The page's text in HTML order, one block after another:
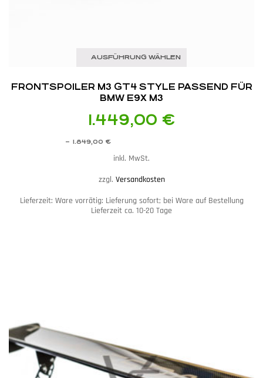
AUSFÜHRUNG WÄHLEN
FRONTSPOILER M3 GT4 STYLE PASSEND FÜR
BMW E9X M3
1.449,00 €
– 1.849,00 €
inkl. MwSt.
zzgl. Versandkosten
Lieferzeit: Ware vorrätig: Lieferung sofort; bei Ware auf Bestellung
Lieferzeit ca. 10-20 Tage